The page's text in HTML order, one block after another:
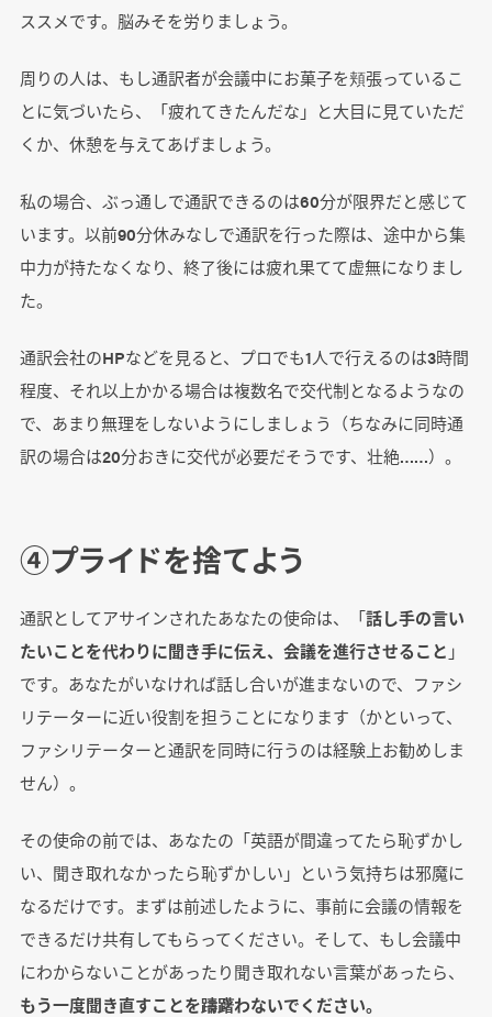
ススメです。脳みそを労りましょう。
周りの人は、もし通訳者が会議中にお菓子を頬張っているこ
とに気づいたら、「疲れてきたんだな」と大目に見ていただ
くか、休憩を与えてあげましょう。
私の場合、ぶっ通しで通訳できるのは60分が限界だと感じて
います。以前90分休みなしで通訳を行った際は、途中から集
中力が持たなくなり、終了後には疲れ果てて虚無になりまし
た。
通訳会社のHPなどを見ると、プロでも1人で行えるのは3時間
程度、それ以上かかる場合は複数名で交代制となるようなの
で、あまり無理をしないようにしましょう（ちなみに同時通
訳の場合は20分おきに交代が必要だそうです、壮絶……）。
④プライドを捨てよう
通訳としてアサインされたあなたの使命は、「話し手の言い
たいことを代わりに聞き手に伝え、会議を進行させること 」
です。あなたがいなければ話し合いが進まないので、ファシ
リテーターに近い役割を担うことになります（かといって、
ファシリテーターと通訳を同時に行うのは経験上お勧めしま
せん）。
その使命の前では、あなたの「英語が間違ってたら恥ずかし
い、聞き取れなかったら恥ずかしい」という気持ちは邪魔に
なるだけです。まずは前述したように、事前に会議の情報を
できるだけ共有してもらってください。そして、もし会議中
にわからないことがあったり聞き取れない言葉があったら、
もう一度聞き直すことを躊躇わないでください。